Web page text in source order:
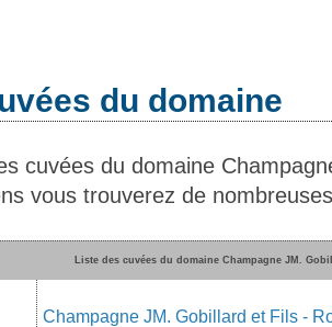
du domaine
cuvées du domaine
vous trouverez de
Liste des cuvées du domaine Champagne JM.
Champagne JM. Gobillard et Fils -